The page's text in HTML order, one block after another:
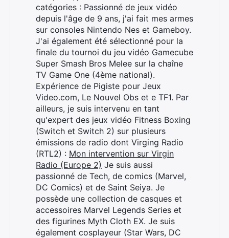
catégories : Passionné de jeux vidéo
depuis l'âge de 9 ans, j'ai fait mes armes
sur consoles Nintendo Nes et Gameboy.
J'ai également été sélectionné pour la
finale du tournoi du jeu vidéo Gamecube
Super Smash Bros Melee sur la chaîne
TV Game One (4ème national).
Expérience de Pigiste pour Jeux
Video.com, Le Nouvel Obs et e TF1. Par
ailleurs, je suis intervenu en tant
qu'expert des jeux vidéo Fitness Boxing
(Switch et Switch 2) sur plusieurs
émissions de radio dont Virging Radio
(RTL2) : Mon intervention sur Virgin
Radio (Europe 2) Je suis aussi
passionné de Tech, de comics (Marvel,
DC Comics) et de Saint Seiya. Je
possède une collection de casques et
accessoires Marvel Legends Series et
des figurines Myth Cloth EX. Je suis
également cosplayeur (Star Wars, DC